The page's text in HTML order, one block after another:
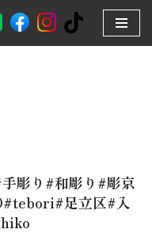
彫り#和彫り#彫京
足立区#入